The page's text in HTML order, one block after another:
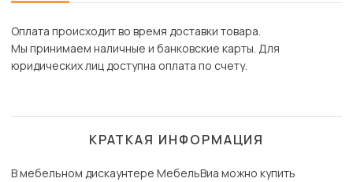
Оплата происходит во время доставки товара.
Мы принимаем наличные и банковские карты. Для
юридических лиц доступна оплата по счету.
КРАТКАЯ ИНФОРМАЦИЯ
В мебельном дискаунтере МебельВиа можно купить